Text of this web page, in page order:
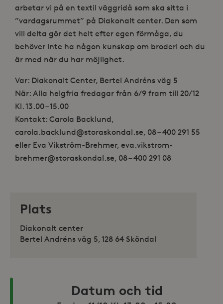
arbetar vi på en textil väggridå som ska sitta i
”vardagsrummet” på Diakonalt center. Den som
vill delta gör det helt efter egen förmåga, du
behöver inte ha någon kunskap om broderi och du
är med när du har möjlighet.
Var: Diakonalt Center, Bertel Andréns väg 5
När: Alla helgfria fredagar från 6/9 fram till 20/12
Kl. 13.00 – 15.00
Kontakt: Carola Backlund,
carola.backlund@storaskondal.se, 08 – 400 291 55
eller Eva Vikström-Brehmer, eva.vikstrom-
brehmer@storaskondal.se, 08 – 400 291 08
Plats
Diakonalt center
Bertel Andréns väg 5, 128 64 Sköndal
Datum och tid